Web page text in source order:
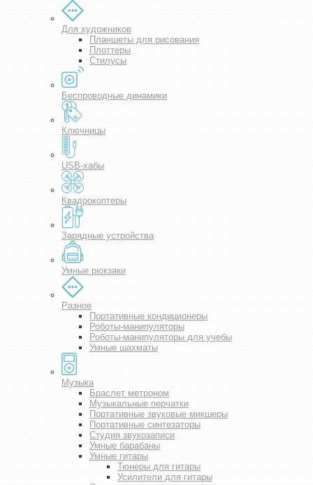
Для художников
Планшеты для рисования
Плоттеры
Стилусы
Беспроводные динамики
Ключницы
USB-хабы
Квадрокоптеры
Зарядные устройства
Умные рюкзаки
Разное
Портативные кондиционеры
Роботы-манипуляторы
Роботы-манипуляторы для учебы
Умные шахматы
Музыка
Браслет метроном
Музыкальные перчатки
Портативные звуковые микшеры
Портативные синтезаторы
Студия звукозаписи
Умные барабаны
Умные гитары
Тюнеры для гитары
Усилители для гитары